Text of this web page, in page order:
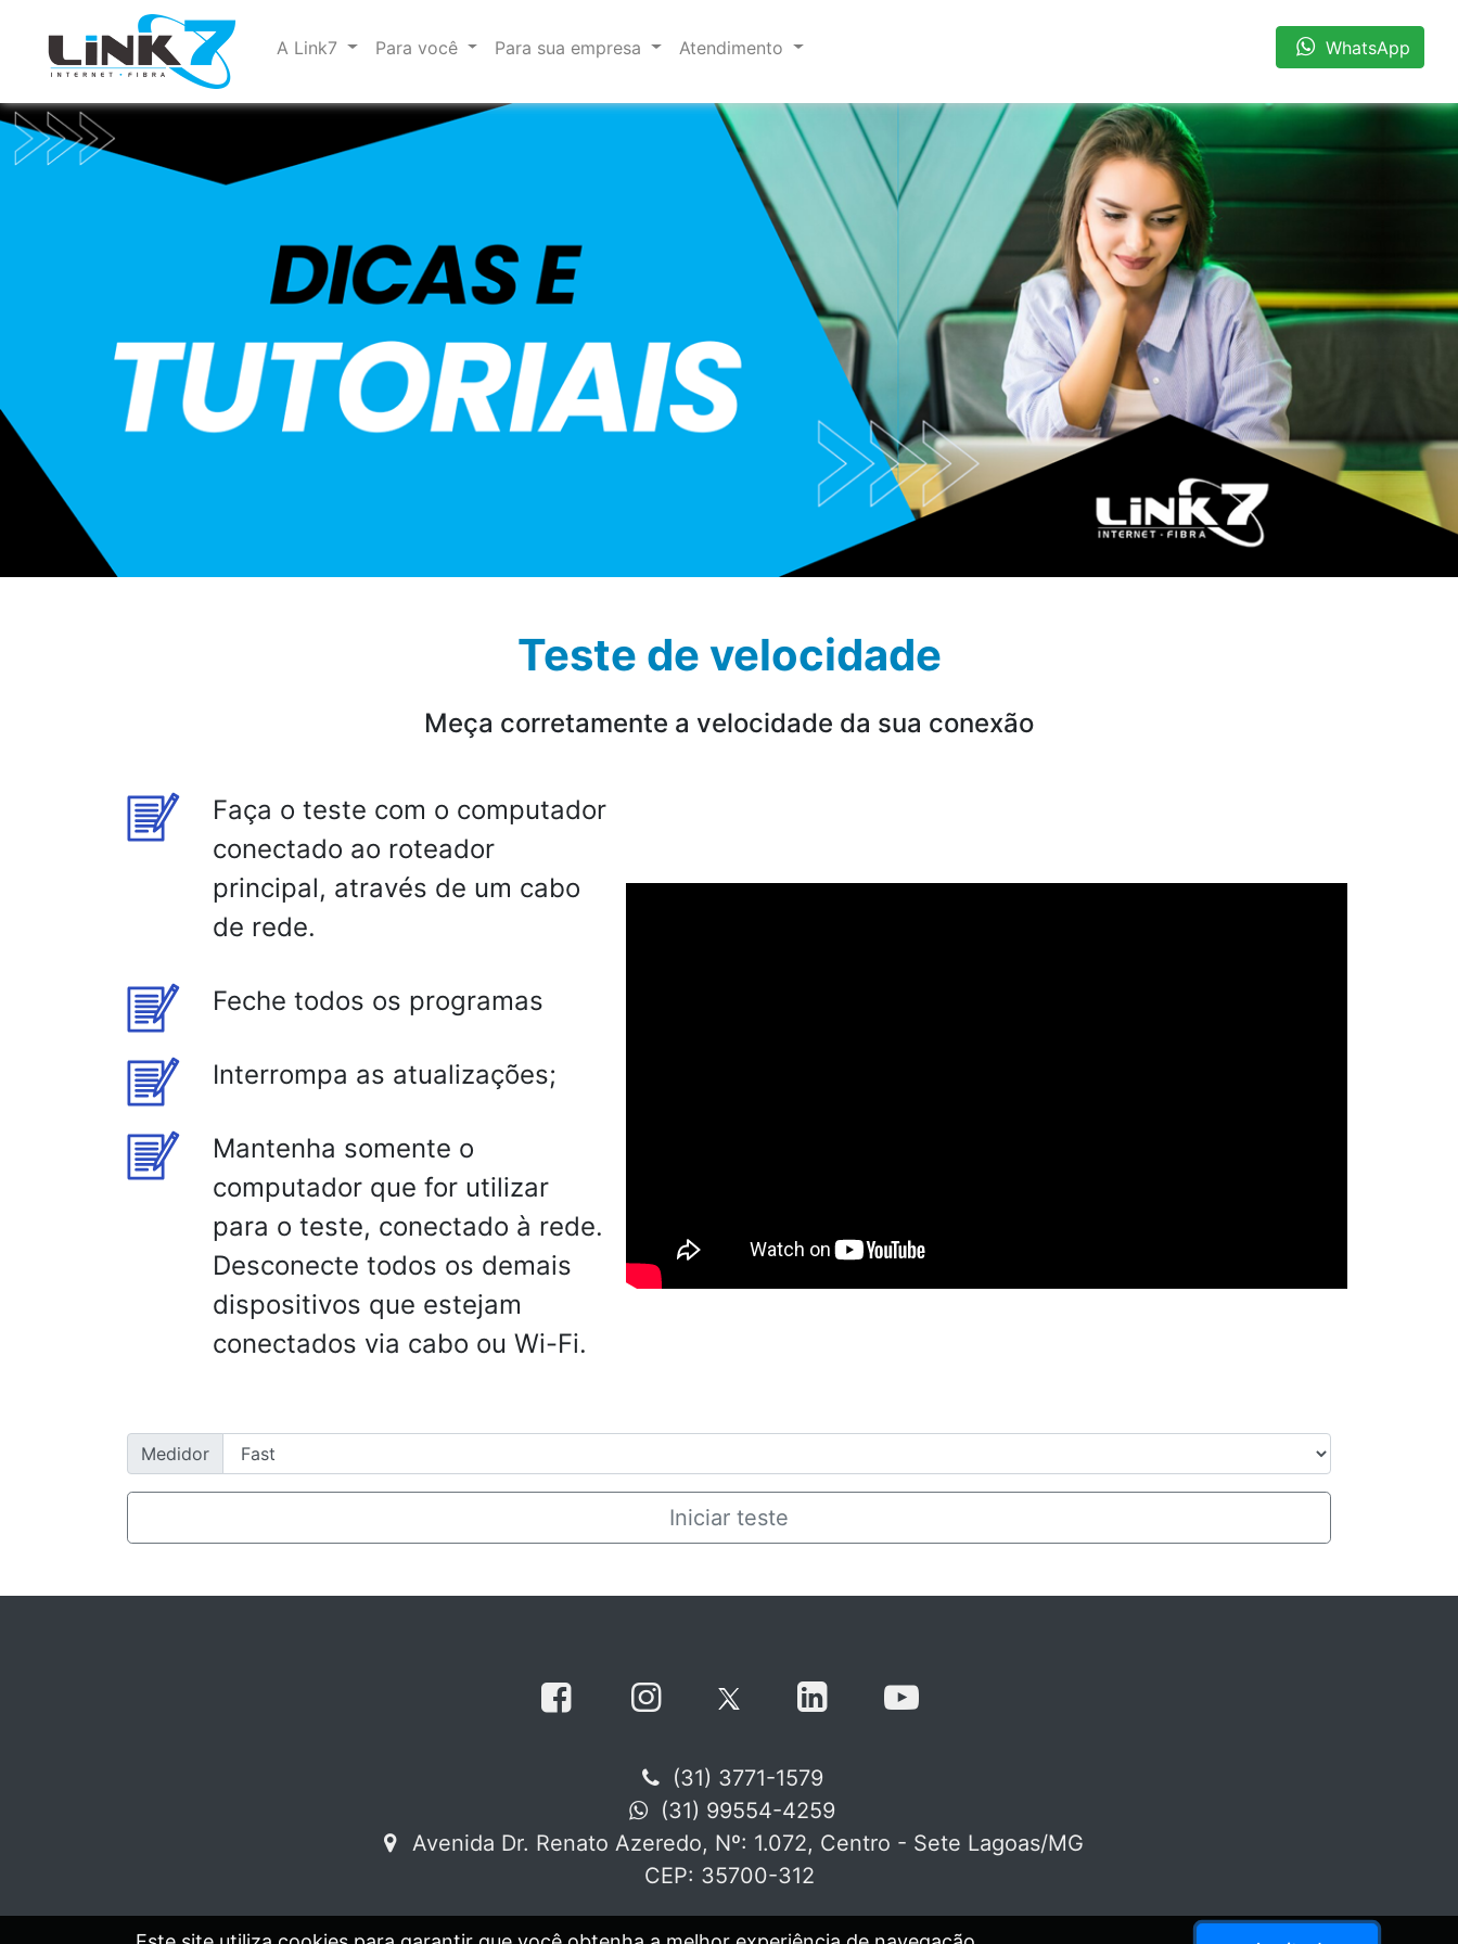
A Link7 Para você Para sua empresa Atendimento WhatsApp
Teste de velocidade
Meça corretamente a velocidade da sua conexão
Faça o teste com o computador
conectado ao roteador
principal, através de um cabo
de rede.
Feche todos os programas
Interrompa as atualizações;
Mantenha somente o
computador que for utilizar
para o teste, conectado à rede.
Desconecte todos os demais
dispositivos que estejam
conectados via cabo ou Wi-Fi.
Medidor
Iniciar teste
(31) 3771-1579
(31) 99554-4259
Avenida Dr. Renato Azeredo, Nº: 1.072, Centro - Sete Lagoas/MG
CEP: 35700-312